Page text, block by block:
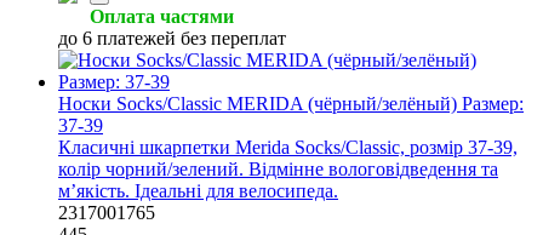
Оплата частями
до 6 платежей без переплат
Носки Socks/Classic MERIDA (чёрный/зелёный) Размер:
37-39
Класичні шкарпетки Merida Socks/Classic, розмір 37-39,
колір чорний/зелений. Відмінне вологовідведення та
м’якість. Ідеальні для велосипеда.
2317001765